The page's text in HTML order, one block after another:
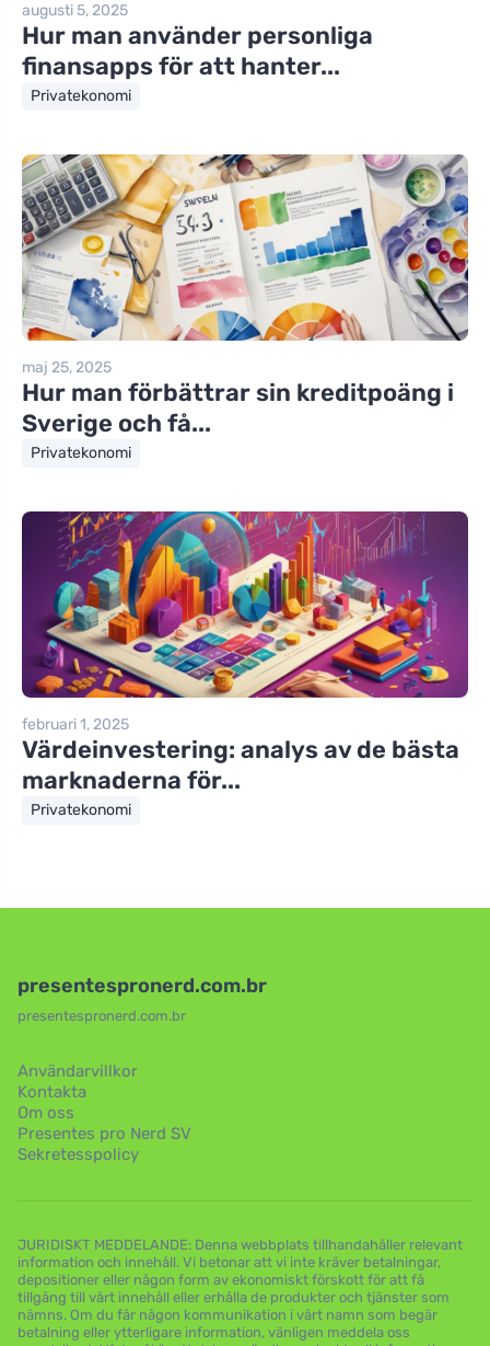
augusti 5, 2025
Hur man använder personliga
finansapps för att hanter...
Privatekonomi
maj 25, 2025
Hur man förbättrar sin kreditpoäng i
Sverige och få...
Privatekonomi
februari 1, 2025
Värdeinvestering: analys av de bästa
marknaderna för...
Privatekonomi
presentespronerd.com.br
presentespronerd.com.br
Användarvillkor
Kontakta
Om oss
Presentes pro Nerd SV
Sekretesspolicy
JURIDISKT MEDDELANDE: Denna webbplats tillhandahåller relevant
information och innehåll. Vi betonar att vi inte kräver betalningar,
depositioner eller någon form av ekonomiskt förskott för att få
tillgång till vårt innehåll eller erhålla de produkter och tjänster som
nämns. Om du får någon kommunikation i vårt namn som begär
betalning eller ytterligare information, vänligen meddela oss